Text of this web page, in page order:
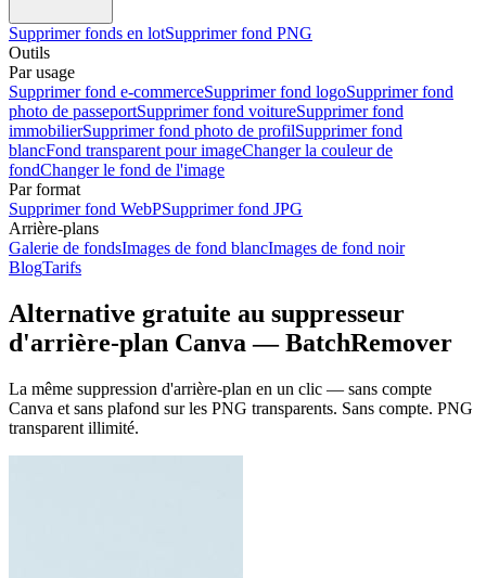
Supprimer fonds en lotSupprimer fond PNG
Outils
Par usage
Supprimer fond e-commerceSupprimer fond logoSupprimer fond
photo de passeportSupprimer fond voitureSupprimer fond
immobilierSupprimer fond photo de profilSupprimer fond
blancFond transparent pour imageChanger la couleur de
fondChanger le fond de l'image
Par format
Supprimer fond WebPSupprimer fond JPG
Arrière-plans
Galerie de fondsImages de fond blancImages de fond noir
BlogTarifs
Alternative gratuite au suppresseur
d'arrière-plan Canva — BatchRemover
La même suppression d'arrière-plan en un clic — sans compte
Canva et sans plafond sur les PNG transparents. Sans compte. PNG
transparent illimité.